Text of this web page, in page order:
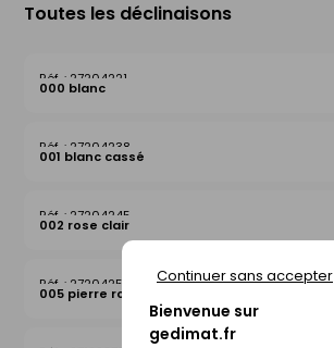
Bienvenue sur
gedimat.fr
Continuer sans accepter
Toutes les déclinaisons
27204221
000 blanc
27204238
001 blanc cassé
27204245
002 rose clair
27204252
005 pierre rosée